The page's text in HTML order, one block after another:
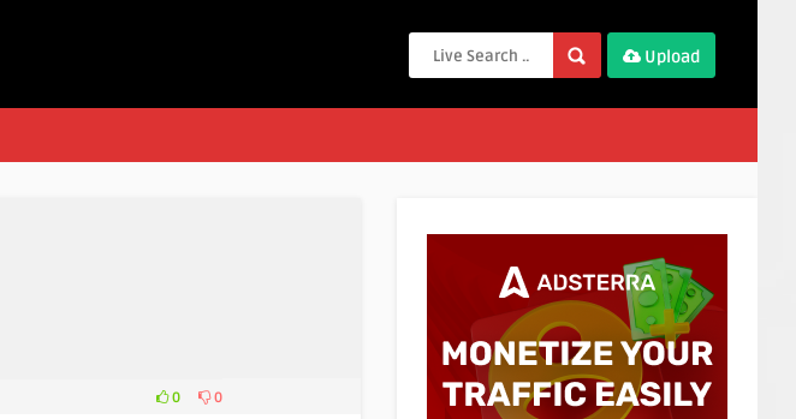
Upload
0 0